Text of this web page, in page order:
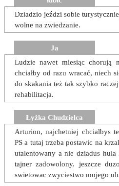
Dziadzio jeździ sobie
wolne na zwiedzanie.
Ja
Ludzie nawet miesiąc chorują
chciałby od razu wracać, niech
do skakania też tak szybko
rehabilitacja.
Łyżka Chudzielca
Arturion, najchetniej chcialbys
PS a tutaj trzeba postawic na
utalentowany a nie dziadus
tajner zadowolony. jeszcze
swietowac zwyciestwo mojego